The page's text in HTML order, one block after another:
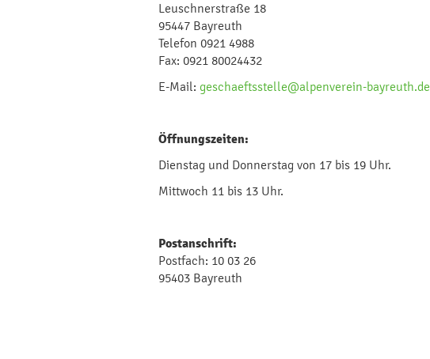
Leuschnerstraße 18
95447 Bayreuth
Telefon 0921 4988
Fax: 0921 80024432
E-Mail: geschaeftsstelle@alpenverein-bayreuth.de
Öffnungszeiten:
Dienstag und Donnerstag von 17 bis 19 Uhr.
Mittwoch 11 bis 13 Uhr.
Postanschrift:
Postfach: 10 03 26
95403 Bayreuth